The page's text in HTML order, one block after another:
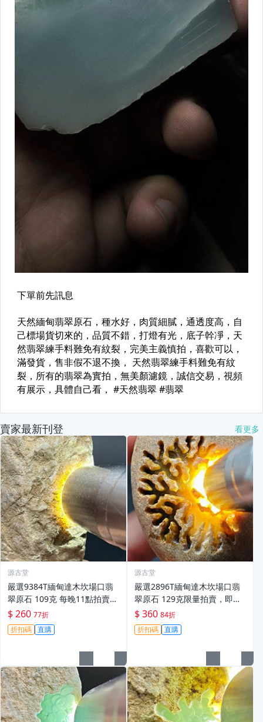
賣家最新刊登 看更多
源古堂
嚴選9384T緬甸達木坎場口翡
翠原石 109克 每晚11點拍賣
截單 公認公平真實成交 泰國達
木坎翡翠 原石 翡翠
$ 260 77折
折扣碼 直購
源古堂
嚴選2896T緬甸達木坎場口翡
翠原石 129克限量拍賣，即晚1
1點截標，真摯販售直擊心坎。
翡翠原石 拍賣 翡翠玉石
$ 360 84折
折扣碼 直購